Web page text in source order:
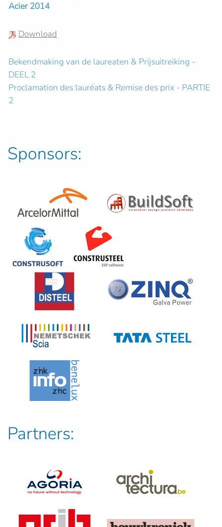
Acier 2014
Download
Bekendmaking van de laureaten & Prijsuitreiking -
DEEL 2
Proclamation des lauréats & Remise des prix - PARTIE
2
Sponsors:
Partners: